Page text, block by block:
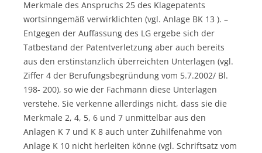
Merkmale des Anspruchs 25 des Klagepatents
wortsinngemäß verwirklichten (vgl. Anlage BK 13 ). –
Entgegen der Auffassung des LG ergebe sich der
Tatbestand der Patentverletzung aber auch bereits
aus den erstinstanzlich überreichten Unterlagen (vgl.
Ziffer 4 der Berufungsbegründung vom 5.7.2002/ Bl.
198- 200), so wie der Fachmann diese Unterlagen
verstehe. Sie verkenne allerdings nicht, dass sie die
Merkmale 2, 4, 5, 6 und 7 unmittelbar aus den
Anlagen K 7 und K 8 auch unter Zuhilfenahme von
Anlage K 10 nicht herleiten könne (vgl. Schriftsatz vom